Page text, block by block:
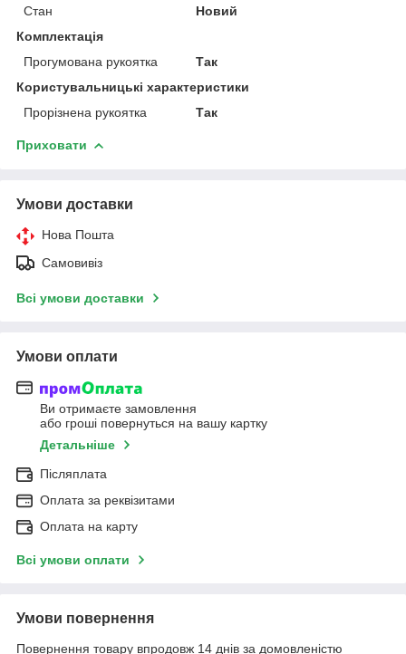
Стан
Новий
Комплектація
Прогумована рукоятка
Так
Користувальницькі характеристики
Прорізнена рукоятка
Так
Приховати
Умови доставки
Нова Пошта
Самовивіз
Всі умови доставки
Умови оплати
Ви отримаєте замовлення
або гроші повернуться на вашу картку
Детальніше
Післяплата
Оплата за реквізитами
Оплата на карту
Всі умови оплати
Умови повернення
Повернення товару впродовж 14 днів за домовленістю